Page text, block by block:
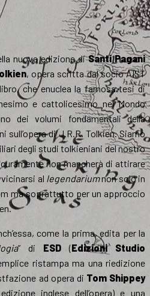
nuova edizione diSanti Pagani
, opera scritta dal socio AIST
libro, che enuclea la famosa tesi di
e cattolicesimo nel Mondo
dei volumi fondamentali della
di J.R.R. Tolkien. Siamo
degli studi tolkieniani del nostro
non mancherà di attirare
al legendariumnon solo in
ma soprattutto per un approccio
come la prima, edita per la
” di ESD (Edizioni Studio
ristampa ma una riedizione
ad opera di Tom Shippey
inglese dell’opera) e una